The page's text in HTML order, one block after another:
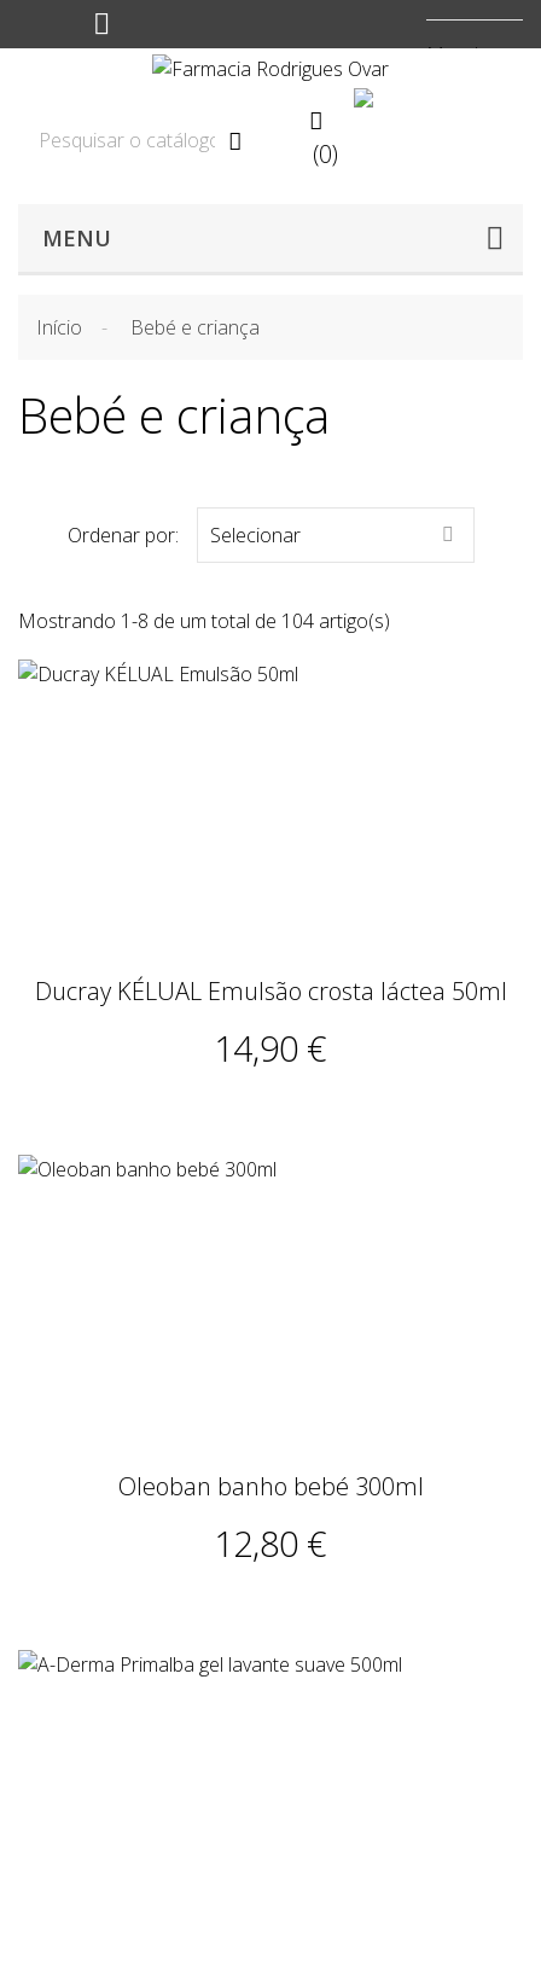
Moeda:


(0)
MENU
Início Bebé e criança
Bebé e criança
Ordenar por: Selecionar 
Mostrando 1-8 de um total de 104 artigo(s)
Ducray KÉLUAL Emulsão crosta láctea 50ml
14,90 €
Oleoban banho bebé 300ml
12,80 €